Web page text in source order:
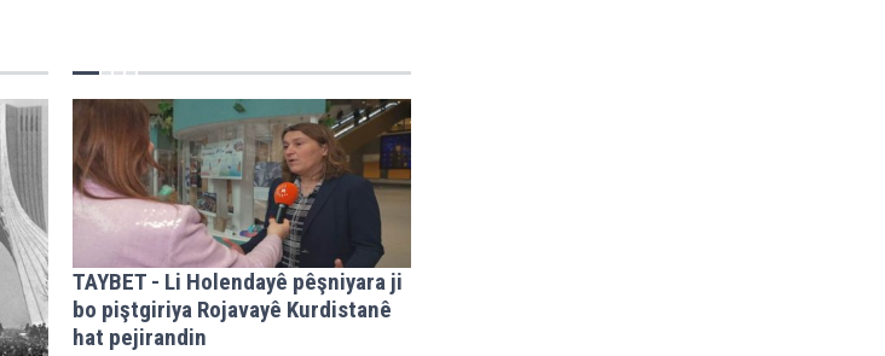
TAYBET - Li Holendayê pêşniyara ji
bo piştgiriya Rojavayê Kurdistanê
hat pejirandin